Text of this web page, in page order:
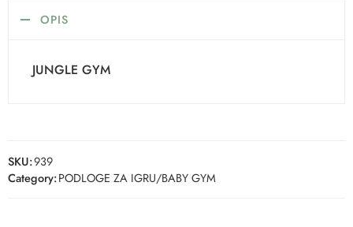
OPIS
JUNGLE GYM
SKU:939
Category:PODLOGE ZA IGRU/BABY GYM